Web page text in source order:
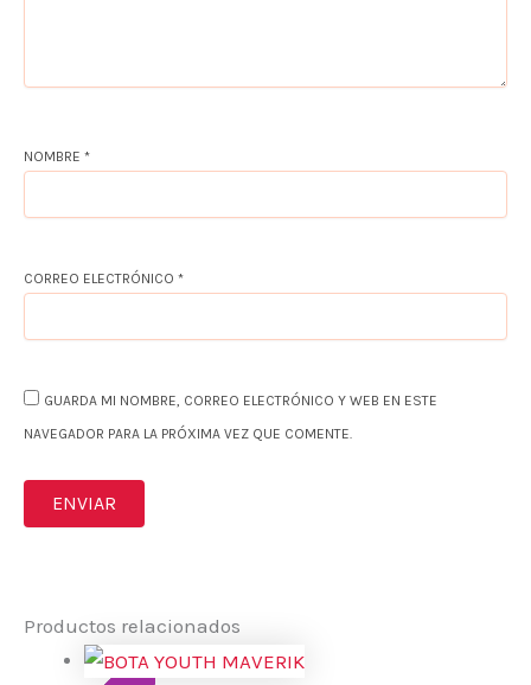
NOMBRE *
CORREO ELECTRÓNICO *
GUARDA MI NOMBRE, CORREO ELECTRÓNICO Y WEB EN ESTE
NAVEGADOR PARA LA PRÓXIMA VEZ QUE COMENTE.
Productos relacionados